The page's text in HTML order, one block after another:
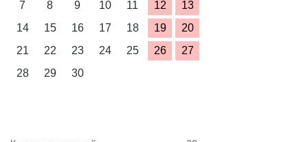
7
8 9 10 11 12
13
14
15 16 17 18 19
20
21
22 23 24 25 26
27
28
29 30